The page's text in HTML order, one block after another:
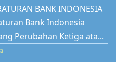
BANK INDONESIA
Bank Indonesia
Perubahan Ketiga ata...